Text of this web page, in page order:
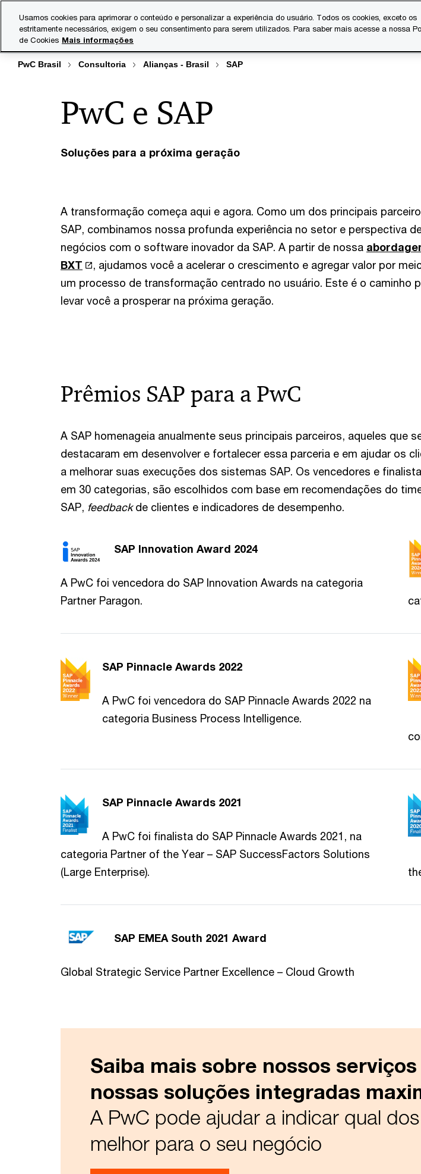
content
footer
Serviços
PwC Brasil Consultoria Alianças - Brasil SAP
Soluções para a próxima geração
PwC e SAP
A transformação começa aqui e agora. Como um dos principais
SAP, combinamos nossa profunda experiência no setor e perspectiva
negócios com o software inovador da SAP. A partir de nossa
BXT
, ajudamos você a acelerar o crescimento e agregar valor por
um processo de transformação centrado no usuário. Este é o caminho
levar você a prosperar na próxima geração.
Prêmios SAP para a PwC
A SAP homenageia anualmente seus principais parceiros, aqueles que
destacaram em desenvolver e fortalecer essa parceria e em ajudar os
a melhorar suas execuções dos sistemas SAP. Os vencedores e
em 30 categorias, são escolhidos com base em recomendações do
SAP, feedbackde clientes e indicadores de desempenho.
SAP Innovation Award 2024
A PwC foi vencedora do SAP Innovation Awards na categoria
Partner Paragon.
SAP Pinnacle Awards 2022
A PwC foi vencedora do SAP Pinnacle Awards 2022 na
categoria Business Process Intelligence.
SAP Pinnacle Awards 2021
A PwC foi finalista do SAP Pinnacle Awards 2021, na
categoria Partner of the Year – SAP SuccessFactors Solutions
(Large Enterprise).
SAP EMEA South 2021 Award
Global Strategic Service Partner Excellence – Cloud Growth
Saiba mais sobre nossos
nossas soluções integradas
A PwC pode ajudar a indicar qual
melhor para o seu negócio
Usamos cookies para aprimorar o conteúdo e personalizar a experiência do usuário. Todos os cookies, exceto os
estritamente necessários, exigem o seu consentimento para serem utilizados. Para saber mais acesse a nossa
de Cookies Mais informações